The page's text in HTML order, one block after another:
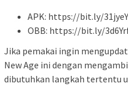
APK: https://bit.ly/
OBB: https://bit.ly/
Jika pemakai ingin
New Age ini dengan
dibutuhkan langkah tertentu